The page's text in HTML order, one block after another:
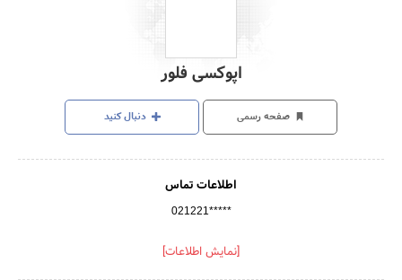
اپوکسی فلور
صفحه رسمی دنبال کنید
اطلاعات تماس
021221*****
[نمایش اطلاعات]